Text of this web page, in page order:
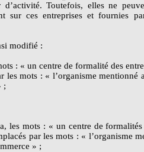
Toutefois, elles ne
sur ces entreprises et fournies
modifié :
: « un centre de formalité des
les mots : « l’organisme mentionné
;
les mots : « un centre de
par les mots : « l’organisme
» ;